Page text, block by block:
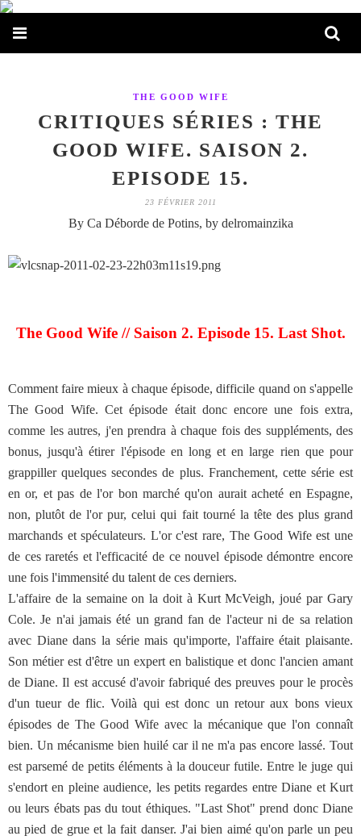
THE GOOD WIFE
CRITIQUES SÉRIES : THE
GOOD WIFE. SAISON 2.
EPISODE 15.
23 FÉVRIER 2011
By Ca Déborde de Potins, by delromainzika
The Good Wife // Saison 2. Episode 15. Last Shot.
Comment faire mieux à chaque épisode, difficile quand on s'appelle
The Good Wife. Cet épisode était donc encore une fois extra,
comme les autres, j'en prendra à chaque fois des suppléments, des
bonus, jusqu'à étirer l'épisode en long et en large rien que pour
grappiller quelques secondes de plus. Franchement, cette série est
en or, et pas de l'or bon marché qu'on aurait acheté en Espagne,
non, plutôt de l'or pur, celui qui fait tourné la tête des plus grand
marchands et spéculateurs. L'or c'est rare, The Good Wife est une
de ces raretés et l'efficacité de ce nouvel épisode démontre encore
une fois l'immensité du talent de ces derniers.
L'affaire de la semaine on la doit à Kurt McVeigh, joué par Gary
Cole. Je n'ai jamais été un grand fan de l'acteur ni de sa relation
avec Diane dans la série mais qu'importe, l'affaire était plaisante.
Son métier est d'être un expert en balistique et donc l'ancien amant
de Diane. Il est accusé d'avoir fabriqué des preuves pour le procès
d'un tueur de flic. Voilà qui est donc un retour aux bons vieux
épisodes de The Good Wife avec la mécanique que l'on connaît
bien. Un mécanisme bien huilé car il ne m'a pas encore lassé. Tout
est parsemé de petits éléments à la douceur futile. Entre le juge qui
s'endort en pleine audience, les petits regardes entre Diane et Kurt
ou leurs ébats pas du tout éthiques. "Last Shot" prend donc Diane
au pied de grue et la fait danser. J'ai bien aimé qu'on parle un peu